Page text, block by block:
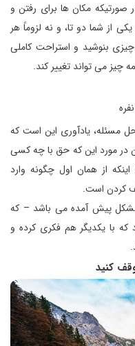
مكان ها برای رفتن و
از شما دو تا، و نه لزوماً هر
بنوشید و استراحت كاملی
چیز می تواند تغییر كند.
مسئله، یادآوری این است كه
مورد این كه حق با چه كسی
از همان اول چگونه وارد
كردن است.
مشكل پیش آمده می باشد – كه
با یكدیگر هم فكری كرده و
كنید